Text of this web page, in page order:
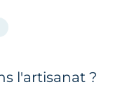
l'artisanat ?